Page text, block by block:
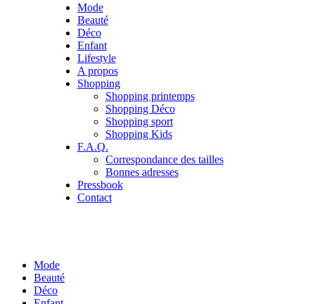
Mode
Beauté
Déco
Enfant
Lifestyle
A propos
Shopping
Shopping printemps
Shopping Déco
Shopping sport
Shopping Kids
F.A.Q.
Correspondance des tailles
Bonnes adresses
Pressbook
Contact
Mode
Beauté
Déco